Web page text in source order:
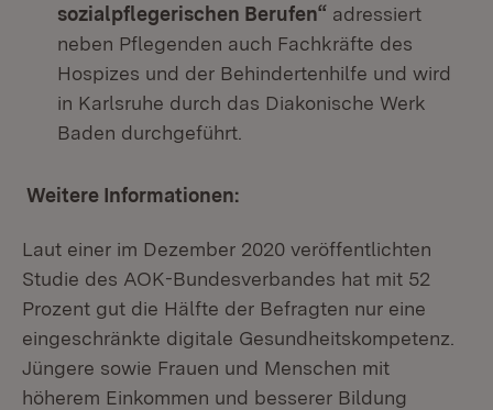
sozialpflegerischen Berufen“ adressiert
neben Pflegenden auch Fachkräfte des
Hospizes und der Behindertenhilfe und wird
in Karlsruhe durch das Diakonische Werk
Baden durchgeführt.
Weitere Informationen:
Laut einer im Dezember 2020 veröffentlichten
Studie des AOK-Bundesverbandes hat mit 52
Prozent gut die Hälfte der Befragten nur eine
eingeschränkte digitale Gesundheitskompetenz.
Jüngere sowie Frauen und Menschen mit
höherem Einkommen und besserer Bildung